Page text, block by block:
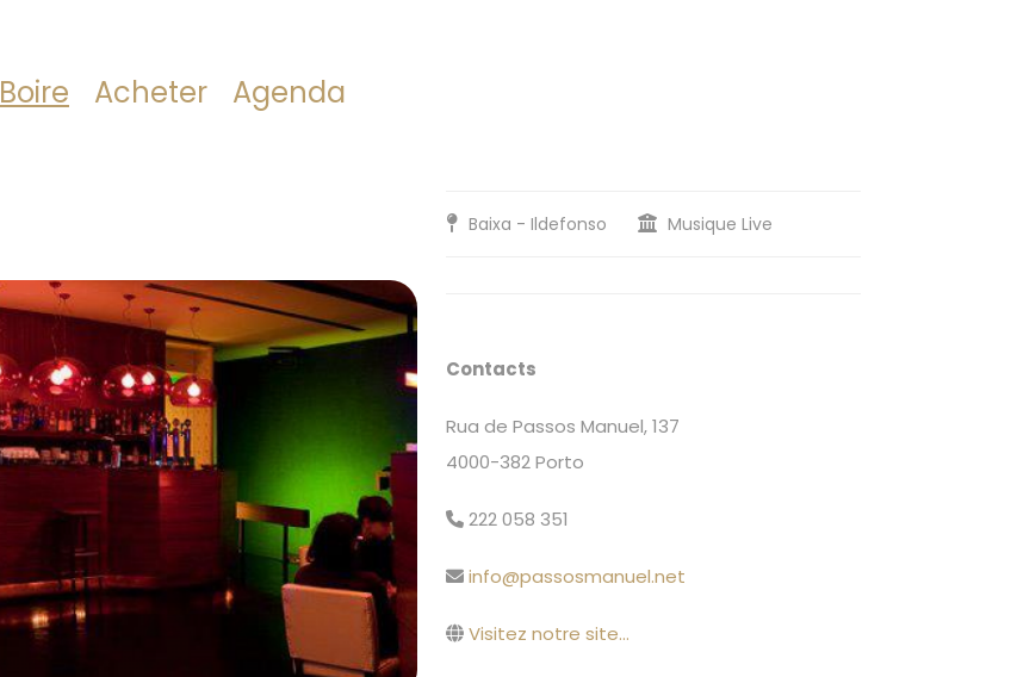
Boire Acheter
Agenda
Baixa - Ildefonso Musique Live
Contacts
Rua de Passos Manuel, 137
4000-382 Porto
222 058 351
info@passosmanuel.net
Visitez notre site...